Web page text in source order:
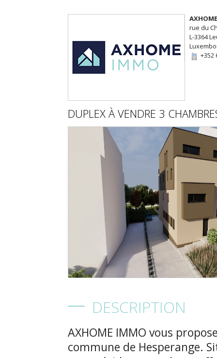
rue du
L-3364
+352
DUPLEX À VENDRE 3
DESCRIPTION
AXHOME IMMO vous propose ce beau project à Alzingen dans la commune de Hesperange. Située dans un quartier recherché, cette résidence moderne offre un cadre de vie exceptionnel. La résidence sera conçue avec des matériaux de haute qualité et une attention particulière aux détails, garantissant confort et durabilité grâce au panneaux photovoltaïque et récupération d'eau de pluie. **Caractéristiques principales** Appartements spacieux Chaque unité est optimisée pour offrir un espace de vie lumineux et bien agencé, avec Finitions de haute qualité **Sécurité** Entrée sécurisée avec vidéophonie. **Espaces extérieurs** Les appartements disposent de balcons ou terrasses privatives, parfaits pour se détendre en plein air. **Commodités** Accès à des espaces communs, y compris un jardin partagé **Localisation** et **Proximité des transports en commun** Accès facile aux lignes de bus principales et à quelques minutes en voiture des principales autoroutes. **Commodités locales** Proche de supermarchés, écoles, parcs et autres services essentiels. La résidence est idéale pour ceux qui recherchent un cadre de vie moderne et confortable, tout en étant proche de toutes les commodités nécessaires. Duplex 1 (1er et 2e étage) **Configuration :** - Surface habitable : 99,3 m² - Séjour-cuisine : 36,5 m² - Chambre 1 (1er étage) : 14,3 m² - Chambre 2 (2e étage) : 10,1 m² - Chambre 3 (2e étage) : 11,5 m² - Salle de bains (1er étage) - Salle de douches + WC (2e étage) - WC (1er étage) - Buanderie - Hall 1er étage - Hall 2e étage - Terrasse : 15,8 m² - 1 emplacement garage (sous-sol) - Cave (sous-sol) - Jardin partagé au sous-sol ATOUT: CLASSE AAA PANNEAU SOLAIRE PANNEAU PHOTOVOLTAIQUE RESERVOIR D'EAU DE PLUIE Commun de 2000l BORNE DE RECHARGE VOITURE LOCAL VELOS ESPACE BUANDERIE DANS LES APPARTEMENTS **Prix :** 963 000 € TVA comprise **Garage :** 35 000 € TVA comprise Ce duplex spacieux sur deux niveaux offre un espace de vie ouvert avec une grande baie vitrée donnant sur un balcon orienté à l’ouest. L’étage supérieur comprend deux chambres supplémentaires et une salle de douches, avec un claustra en bois pour la sécurité et l’ouverture visuelle entre les étages. La buanderie intégrée et les nombreuses commodités en font un choix idéal pour une famille. Les prix sont affichés TVA de 3% sous condition d'acceptation de votre dossier par l'administration de l'enregistrement et des domaines. Les images et visualisations 3D intérieures sont à titre indicatif et pour visualisation seulement et ne représente qu’un exemple d’aménagement Pour plus d'informations n'hésitez pas à nous contacter : -par téléphone: +352 691911993 -par email: info@axhome.lu Nous restons également à votre entière disposition dans le cas où vous désirez vendre ou louer votre bien. Nous prenons en charge toutes les démarches administratives liées au bien immobilier. Nous sommes également à votre disposition pour des estimations gratuites. ---------- AXHOME IMMO bietet Ihnen dieses schöne Projekt in Alzingen in der Gemeinde Hesperingen an. In einer begehrten Gegend gelegen, bietet diese moderne Residenz ein außergewöhnliches Wohnumfeld. Die Residenz wird mit hochwertigen Materialien und besonderer Liebe zum Detail gestaltet und garantiert Komfort und Langlebigkeit dank Photovoltaik-Paneelen und Regenwasserrückgewinnung. **Haupteigenschaften** Geräumige Wohnungen Jede Einheit ist so optimiert, dass sie einen hellen und gut ausgestatteten Wohnraum bietet Hochwertige Oberflächen **Sicherheit** Sicherer Eingang mit Bildtelefon. **Außenbereiche** Die Apartments verfügen über private Balkone oder Terrassen, ideal zum Entspannen im Freien. **Ausstattung** Zugang zu öffentlichen Bereichen, einschließlich eines Gemeinschaftsgartens **Lage** und **Nähe zu öffentlichen Verkehrsmitteln** Einfacher Zugang zu den wichtigsten Buslinien und eine kurze Fahrt zu den wichtigsten Autobahnen. **Nahversorgung** In der Nähe von Supermärkten, Schulen, Parks und anderen wichtigen Dienstleistungen. Die Residenz ist ideal für diejenigen, die ein modernes und komfortables Wohnumfeld suchen und gleichzeitig in der Nähe aller notwendigen Annehmlichkeiten sein möchten. Maisonette 1 (1. und 2. Etage) **Aufbau:** - Wohnfläche: 99,3 m² - Wohnküche: 36,5 m² - Schlafzimmer 1 (1. Etage): 14,3 m²